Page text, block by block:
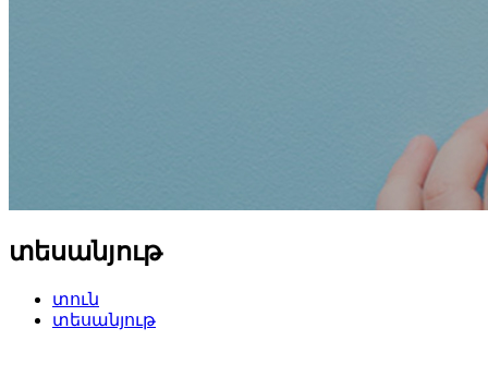
տեսանյութ
տուն
տեսանյութ